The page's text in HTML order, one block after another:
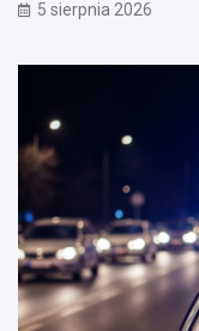
5 sierpnia 2026